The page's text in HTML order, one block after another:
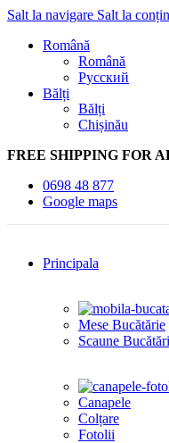
Salt la navigare Salt la
Română
Română
Русский
Bălți
Bălți
Chișinău
FREE SHIPPING FOR
0698 48 877
Google maps
Principala
Mese Bucătărie
Scaune
Canapele
Colțare
Fotolii